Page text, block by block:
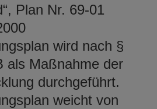
Plan Nr. 69-01
wird nach §
als Maßnahme der
durchgeführt.
weicht von